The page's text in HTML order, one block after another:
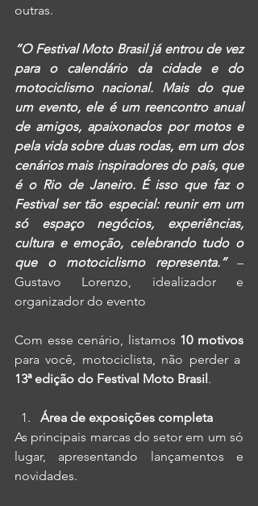
outras.
“O Festival Moto Brasil já entrou de vez
para o calendário da cidade e do
motociclismo nacional. Mais do que
um evento, ele é um reencontro anual
de amigos, apaixonados por motos e
pela vida sobre duas rodas, em um dos
cenários mais inspiradores do país, que
é o Rio de Janeiro. É isso que faz o
Festival ser tão especial: reunir em um
só espaço negócios, experiências,
cultura e emoção, celebrando tudo o
que o motociclismo representa.”
–
Gustavo Lorenzo, idealizador e
organizador do evento
Com esse cenário, listamos 10 motivos
13ª edição do Festival Moto Brasil .
Área de exposições completa
As principais marcas do setor em um só
lugar, apresentando lançamentos e
novidades.